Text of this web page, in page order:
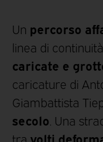
Un percorso
linea di
caricate e
caricature di
Giambattista
secolo. Una
tra volti